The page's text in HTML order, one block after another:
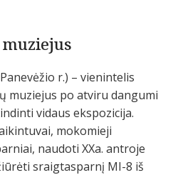
r.) – vienintelis
muziejus po atviru dangumi
vidaus ekspozicija.
mokomieji
naudoti XXa. antroje
sraigtasparnį MI-8 iš